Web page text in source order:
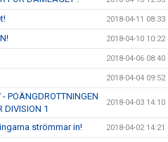
2018-04-11 08:33
2018-04-10 10:22
2018-04-06 08:40
2018-04-04 09:52
POÄNGDROTTNINGEN
DIVISION 1
2018-04-03 14:10
strömmar in! 2018-04-02 14:21